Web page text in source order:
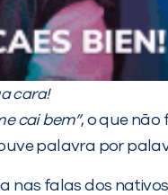
cara!
cai bem”, o que não
palavra por
nas falas dos